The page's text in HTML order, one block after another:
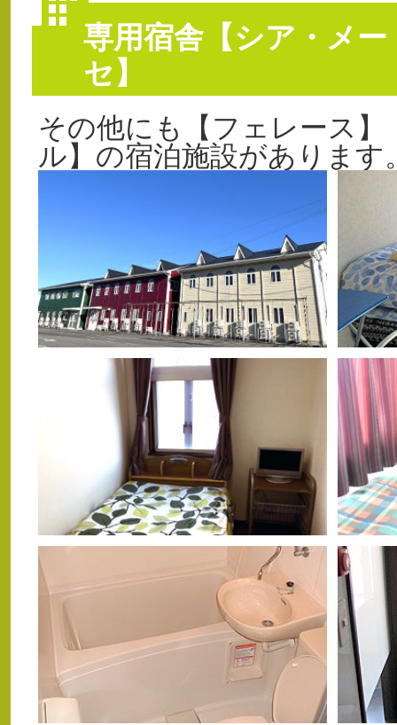
専用宿舎【シア・メー
セ】
その他にも【フェレース】
ル】の宿泊施設がありま